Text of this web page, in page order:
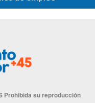
Prohibida su reproducción